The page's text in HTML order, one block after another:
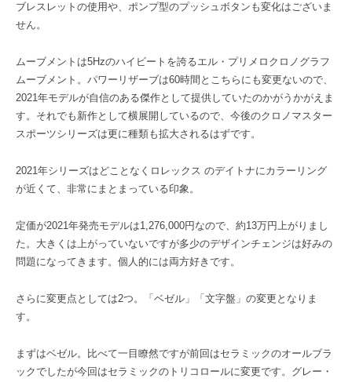
ブレスレットの使用や、ポンプ型のプッシュボタンも変化はございま
せん。
ムーブメントは5Hzのハイビートを誇るエル・プリメロクロノグラフ
ムーブメント。パワーリザーブは60時間とこちらにも変更ないので、
2021年モデルが自信のある傑作として提供していたのかがうかがえま
す。それでも新作として横展開しているので、今後のクロノマスター
スポーツシリーズは更に種類も拡大されるはずです。
2021年シリーズはどことなくロレックス のデイトナにカラーリング
が近くて、非常にまとまっている印象。
定価が2021年発売モデルは1,276,000円なので、約13万円上がりまし
た。大きくは上がっていないですが多少のデザインチェンジは好みの
問題になってきます。個人的には両方好きです。
さらに変更点としては2つ。「ベゼル」「文字盤」の変更となりま
す。
まずはベゼル。比べて一目瞭然ですが前回はセラミックのオールブラ
ックでしたが今回はセラミックのトリコロールに変更です。グレー・